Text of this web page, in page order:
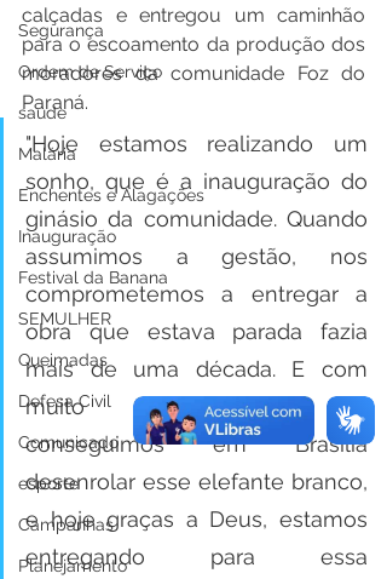
Segurança
Ordem de Serviço
saúde
Malária
Enchentes e Alagações
Inauguração
Festival da Banana
SEMULHER
Queimadas
Defesa Civil
Comunicado
esporte
Campanhas
Planejamento
calçadas e entregou um caminhão
para o escoamento da produção dos
moradores da comunidade Foz do
Paraná.
"Hoje estamos realizando um
sonho, que é a inauguração do
ginásio da comunidade. Quando
assumimos a gestão, nos
comprometemos a entregar a
obra que estava parada fazia
mais de uma década. E com
muito esforço e luta
conseguimos em Brasília
desenrolar esse elefante branco,
e hoje graças a Deus, estamos
entregando para essa